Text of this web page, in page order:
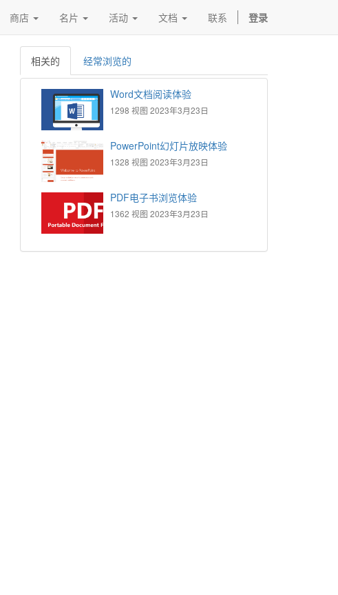
商店 名片 活动 文档 联系 登录
相关的 经常浏览的
Word文档阅读体验
1298 视图 2023年3月23日
PowerPoint幻灯片放映体验
1328 视图 2023年3月23日
PDF电子书浏览体验
1362 视图 2023年3月23日